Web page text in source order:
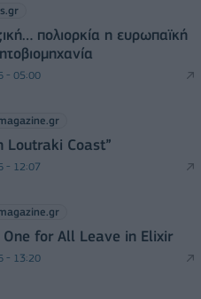
πολιορκία η ευρωπαϊκή
- 05:00
Loutraki Coast”
- 12:07
for All Leave in Elixir
- 13:20